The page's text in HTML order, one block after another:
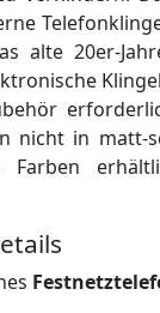
alte 20er-
nicht in matt-
Farben